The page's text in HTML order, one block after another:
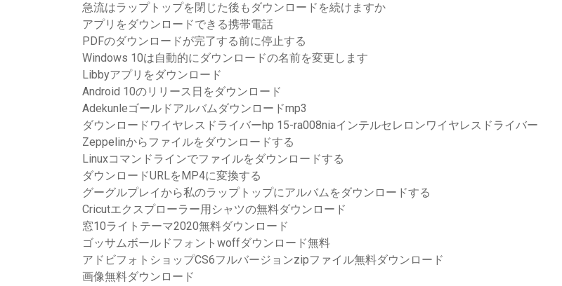
急流はラップトップを閉じた後もダウンロードを続けますか
アプリをダウンロードできる携帯電話
PDFのダウンロードが完了する前に停止する
Windows 10は自動的にダウンロードの名前を変更します
Libbyアプリをダウンロード
Android 10のリリース日をダウンロード
Adekunleゴールドアルバムダウンロードmp3
ダウンロードワイヤレスドライバーhp 15-ra008niaインテルセレロンワイヤレスドライバー
Zeppelinからファイルをダウンロードする
Linuxコマンドラインでファイルをダウンロードする
ダウンロードURLをMP4に変換する
グーグルプレイから私のラップトップにアルバムをダウンロードする
Cricutエクスプローラー用シャツの無料ダウンロード
窓10ライトテーマ2020無料ダウンロード
ゴッサムボールドフォントwoffダウンロード無料
アドビフォトショップCS6フルバージョンzipファイル無料ダウンロード
画像無料ダウンロード